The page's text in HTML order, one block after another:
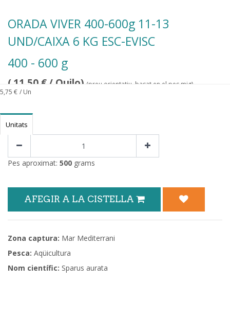
ORADA VIVER 400-600g 11-13
UND/CAIXA 6 KG ESC-EVISC
400 - 600 g
(11,50 € / Quilo)
5,75 € / Un
(preu orientatiu, basat en el pes mig)
Unitats
Pes aproximat: 500 grams
AFEGIR A LA CISTELLA
Zona captura: Mar Mediterrani
Pesca: Aqüicultura
Nom científic: Sparus aurata